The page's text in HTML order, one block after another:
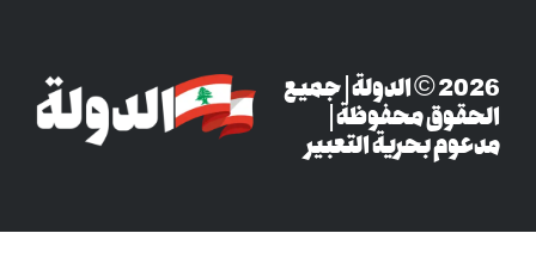
‎© 2026 الدولة | جميع
محفوظة |
بحرية التعبير